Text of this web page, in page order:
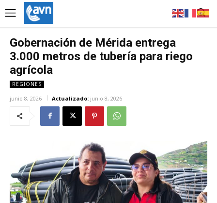
Gobernación de Mérida entrega
3.000 metros de tubería para riego
agrícola
REGIONES
junio 8, 2026 Actualizado: junio 8, 2026